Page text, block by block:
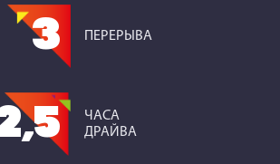
3 ПЕРЕРЫВА
ЧАСА
ДРАЙВА